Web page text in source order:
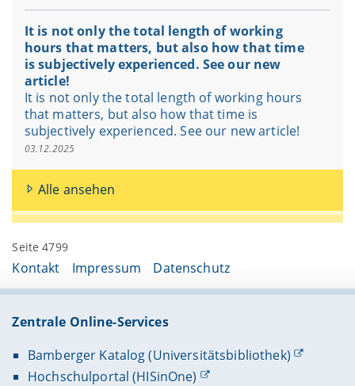
It is not only the total length of working
hours that matters, but also how that time
is subjectively experienced. See our new
article!
It is not only the total length of working hours
that matters, but also how that time is
subjectively experienced. See our new article!
03.12.2025
Alle ansehen
Seite 4799
Kontakt Impressum Datenschutz
Zentrale Online-Services
Bamberger Katalog (Universitätsbibliothek)
Hochschulportal (HISinOne)